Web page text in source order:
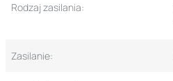
Rodzaj zasilania:
Zasilanie: